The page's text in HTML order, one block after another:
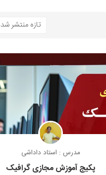
مدرس : استاد داداشی
پکیج آموزش مجازی گرافیک